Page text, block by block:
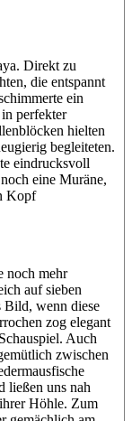
Direkt zu
die entspannt
ein
perfekter
hielten
begleiteten.
eindrucksvoll
eine Muräne,
Kopf
noch mehr
auf sieben
Bild, wenn diese
zog elegant
Auch
zwischen
ließen uns nah
Höhle. Zum